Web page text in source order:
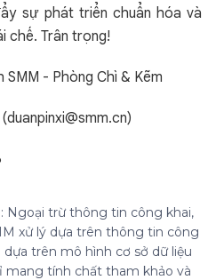
sự phát triển chuẩn hóa và
chế. Trân trọng!
SMM - Phòng Chì & Kẽm
Ngoại trừ thông tin công khai,
xử lý dựa trên thông tin công
trên mô hình cơ sở dữ liệu
mang tính chất tham khảo và